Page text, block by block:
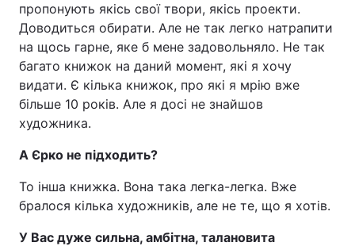
пропонують якісь свої твори, якісь проекти.
Доводиться обирати. Але не так легко натрапити
на щось гарне, яке б мене задовольняло. Не так
багато книжок на даний момент, які я хочу
видати. Є кілька книжок, про які я мрію вже
більше 10 років. Але я досі не знайшов
художника.
А Єрко не підходить?
То інша книжка. Вона така легка-легка. Вже
бралося кілька художників, але не те, що я хотів.
У Вас дуже сильна, амбітна, талановита